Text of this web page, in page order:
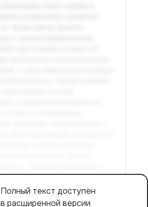
Полный текст доступен
в расширенной версии